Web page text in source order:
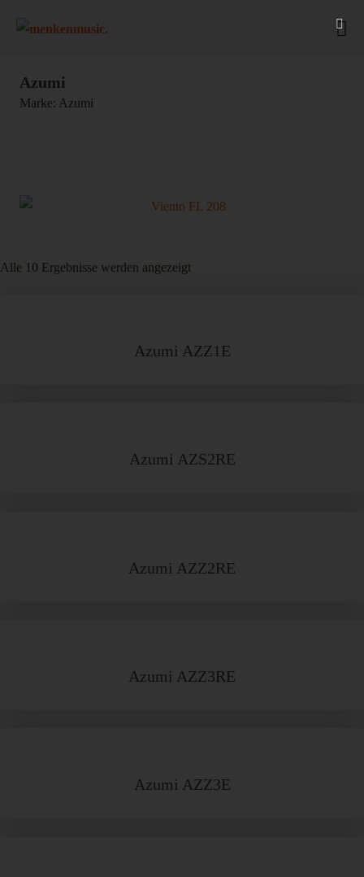
Inhalt
Azumi
Marke: Azumi
Alle 10 Ergebnisse werden angezeigt
Azumi AZZ1E
Azumi AZS2RE
Azumi AZZ2RE
Azumi AZZ3RE
Azumi AZZ3E